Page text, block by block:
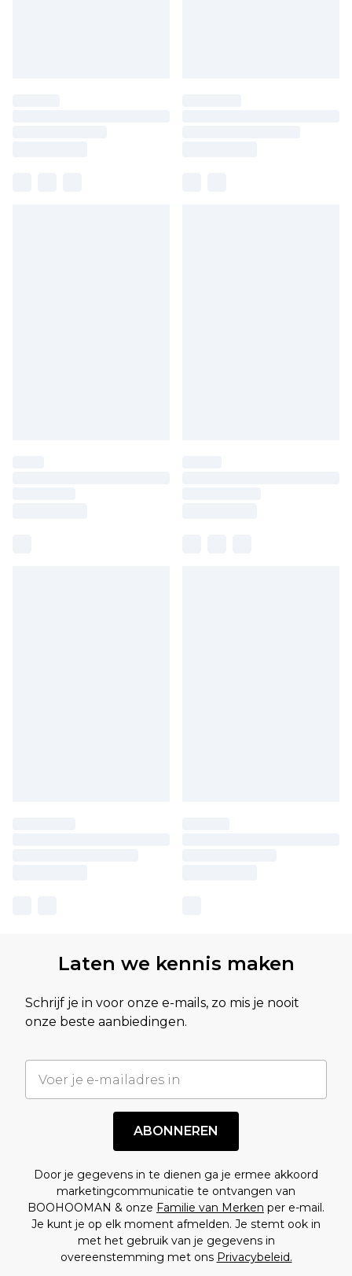
Laten we kennis maken
Schrijf je in voor onze e-mails, zo mis je nooit
onze beste aanbiedingen.
ABONNEREN
Door je gegevens in te dienen ga je ermee akkoord
marketingcommunicatie te ontvangen van
BOOHOOMAN & onze Familie van Merken per e-mail.
Je kunt je op elk moment afmelden. Je stemt ook in
met het gebruik van je gegevens in
overeenstemming met ons Privacybeleid.